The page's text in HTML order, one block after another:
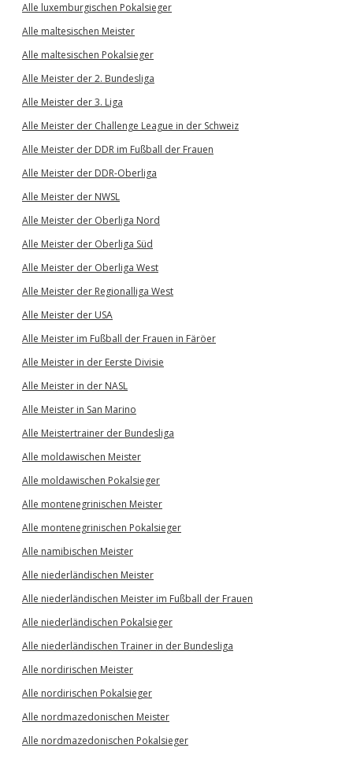
Alle luxemburgischen Pokalsieger
Alle maltesischen Meister
Alle maltesischen Pokalsieger
Alle Meister der 2. Bundesliga
Alle Meister der 3. Liga
Alle Meister der Challenge League in der Schweiz
Alle Meister der DDR im Fußball der Frauen
Alle Meister der DDR-Oberliga
Alle Meister der NWSL
Alle Meister der Oberliga Nord
Alle Meister der Oberliga Süd
Alle Meister der Oberliga West
Alle Meister der Regionalliga West
Alle Meister der USA
Alle Meister im Fußball der Frauen in Färöer
Alle Meister in der Eerste Divisie
Alle Meister in der NASL
Alle Meister in San Marino
Alle Meistertrainer der Bundesliga
Alle moldawischen Meister
Alle moldawischen Pokalsieger
Alle montenegrinischen Meister
Alle montenegrinischen Pokalsieger
Alle namibischen Meister
Alle niederländischen Meister
Alle niederländischen Meister im Fußball der Frauen
Alle niederländischen Pokalsieger
Alle niederländischen Trainer in der Bundesliga
Alle nordirischen Meister
Alle nordirischen Pokalsieger
Alle nordmazedonischen Meister
Alle nordmazedonischen Pokalsieger